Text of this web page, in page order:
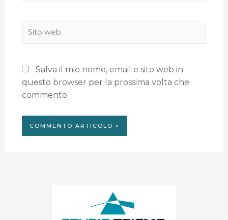
Salva il mio nome, email e sito web in
questo browser per la prossima volta che
commento.